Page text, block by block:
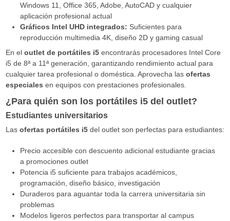
Windows 11, Office 365, Adobe, AutoCAD y cualquier
aplicación profesional actual
Gráficos Intel UHD integrados: Suficientes para
reproducción multimedia 4K, diseño 2D y gaming casual
En el outlet de portátiles i5encontrarás procesadores Intel Core
i5 de 8ª a 11ª generación, garantizando rendimiento actual para
cualquier tarea profesional o doméstica. Aprovecha las ofertas
especiales en equipos con prestaciones profesionales.
¿Para quién son los portátiles i5 del outlet?
Estudiantes universitarios
Las ofertas portátiles i5del outlet son perfectas para estudiantes:
Precio accesible con descuento adicional estudiante gracias
a promociones outlet
Potencia i5 suficiente para trabajos académicos,
programación, diseño básico, investigación
Duraderos para aguantar toda la carrera universitaria sin
problemas
Modelos ligeros perfectos para transportar al campus